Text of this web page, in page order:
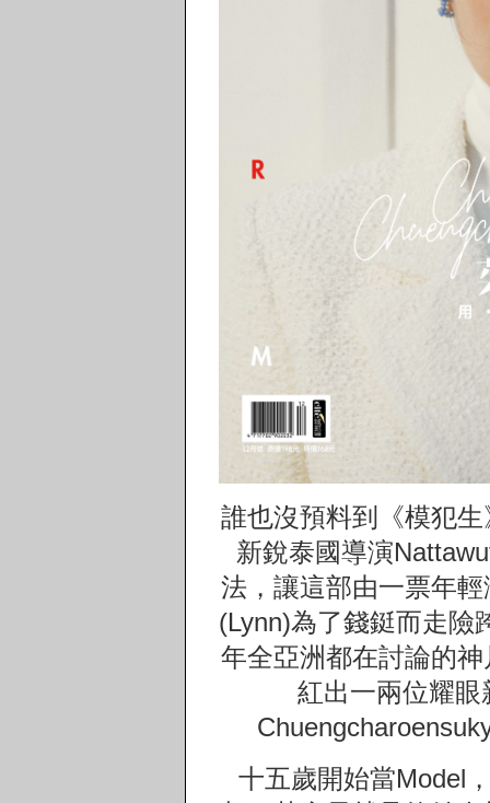
誰也沒預料到《模犯
新銳泰國導演
法，讓這部由一票年
(Lynn)為了錢鋌而走險
年全亞洲都在討論的
紅出一兩位耀眼
十五歲開始當Model